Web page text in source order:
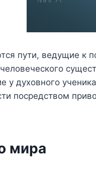
пути, ведущие к
у духовного
посредством
мира